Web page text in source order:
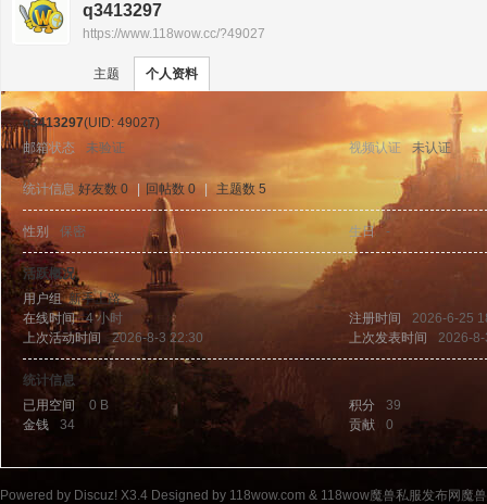
8w
›
q3413297
https://www.118wow.cc/?49027
主题 个人资料
q3413297(UID: 49027)
邮箱状态
未验证 视频认证 未认证
统计信息 好友数 0 回帖数 0 主题数 5
性别 保密 生日 -
活跃概况
用户组新手上路
在线时间
4 小时 注册时间
2026-6-25
上次活动时间
2026-8-3 22:30 上次发表时间 2026-
统计信息
已用空间
0 B 积分
39
金钱
34 贡献 0
Powered by Discuz! X3.4 Designed by 118wow.com & 118wow魔兽私服发布网魔